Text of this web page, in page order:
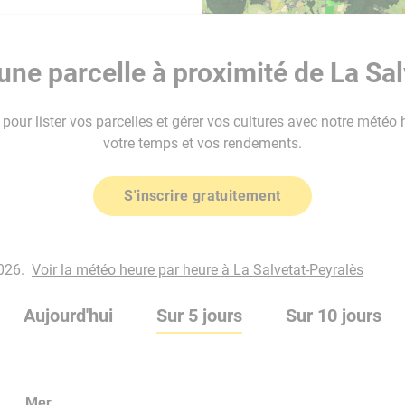
parcelle à proximité de La
lister vos parcelles et gérer vos cultures avec notre météo
votre temps et vos rendements.
S'inscrire gratuitement
Voir la météo heure par heure à La Salvetat-Peyralès
Aujourd'hui Sur 5 jours Sur 10 jours